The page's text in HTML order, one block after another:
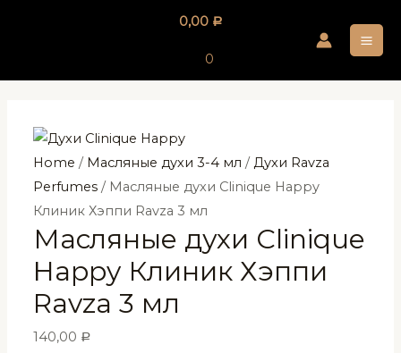
0,00 Р
0
Home / Масляные духи 3-4 мл /Духи Ravza
Perfumes / Масляные духи Clinique Happy
Клиник Хэппи Ravza 3 мл
Масляные духи Clinique
Happy Клиник Хэппи
Ravza 3 мл
140,00 Р